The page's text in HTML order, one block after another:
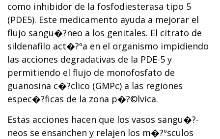
como inhibidor de la fosfodiesterasa tipo 5
(PDE5). Este medicamento ayuda a mejorar el
flujo sangu�?­neo a los genitales. El citrato de
sildenafilo act�?ºa en el organismo impidiendo
las acciones degradativas de la PDE-5 y
permitiendo el flujo de monofosfato de
guanosina c�?­clico (GMPc) a las regiones
espec�?­ficas de la zona p�?©lvica.
Estas acciones hacen que los vasos sangu�?­
neos se ensanchen y relajen los m�?ºsculos